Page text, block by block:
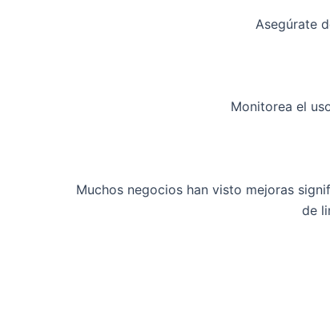
Asegúrate
Monitorea el
Muchos negocios han visto mejoras
de